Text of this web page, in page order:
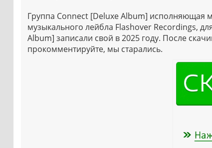
Группа Connect [Deluxe Album] исполняющая
музыкального лейбла Flashover Recordings,
Album] записали свой в 2025 году. После
прокомментируйте, мы старались.